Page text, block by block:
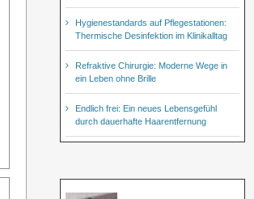
Hygienestandards auf Pflegestationen:
Thermische Desinfektion im Klinikalltag
Refraktive Chirurgie: Moderne Wege in
ein Leben ohne Brille
Endlich frei: Ein neues Lebensgefühl
durch dauerhafte Haarentfernung